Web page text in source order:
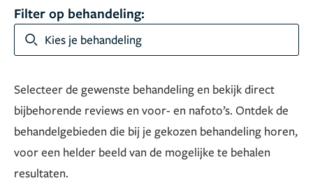
Filter op behandeling:
Kies je behandeling
Selecteer de gewenste behandeling en bekijk direct
bijbehorende reviews en voor- en nafoto’s. Ontdek de
behandelgebieden die bij je gekozen behandeling horen,
voor een helder beeld van de mogelijke te behalen
resultaten.